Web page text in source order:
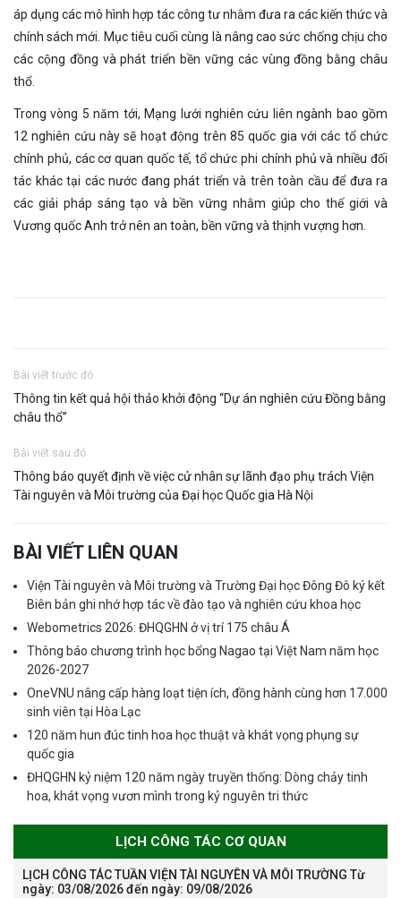
áp dụng các mô hình hợp tác công tư nhằm đưa ra các kiến thức và
chính sách mới. Mục tiêu cuối cùng là nâng cao sức chống chịu cho
các cộng đồng và phát triển bền vững các vùng đồng bằng châu
thổ.
Trong vòng 5 năm tới, Mạng lưới nghiên cứu liên ngành bao gồm
12 nghiên cứu này sẽ hoạt động trên 85 quốc gia với các tổ chức
chính phủ, các cơ quan quốc tế, tổ chức phi chính phủ và nhiều đối
tác khác tại các nước đang phát triển và trên toàn cầu để đưa ra
các giải pháp sáng tạo và bền vững nhằm giúp cho thế giới và
Vương quốc Anh trở nên an toàn, bền vững và thịnh vượng hơn.
Bài viết trước đó
Thông tin kết quả hội thảo khởi động “Dự án nghiên cứu Đồng bằng
châu thổ”
Bài viết sau đó
Thông báo quyết định về việc cử nhân sự lãnh đạo phụ trách Viện
Tài nguyên và Môi trường của Đại học Quốc gia Hà Nội
BÀI VIẾT LIÊN QUAN
Viện Tài nguyên và Môi trường và Trường Đại học Đông Đô ký kết
Biên bản ghi nhớ hợp tác về đào tạo và nghiên cứu khoa học
Webometrics 2026: ĐHQGHN ở vị trí 175 châu Á
Thông báo chương trình học bổng Nagao tại Việt Nam năm học
2026-2027
OneVNU nâng cấp hàng loạt tiện ích, đồng hành cùng hơn 17.000
sinh viên tại Hòa Lạc
120 năm hun đúc tinh hoa học thuật và khát vọng phụng sự
quốc gia
ĐHQGHN kỷ niệm 120 năm ngày truyền thống: Dòng chảy tinh
hoa, khát vọng vươn mình trong kỷ nguyên tri thức
LỊCH CÔNG TÁC CƠ QUAN
LỊCH CÔNG TÁC TUẦN VIỆN TÀI NGUYÊN VÀ MÔI TRƯỜNG Từ
ngày: 03/08/2026 đến ngày: 09/08/2026